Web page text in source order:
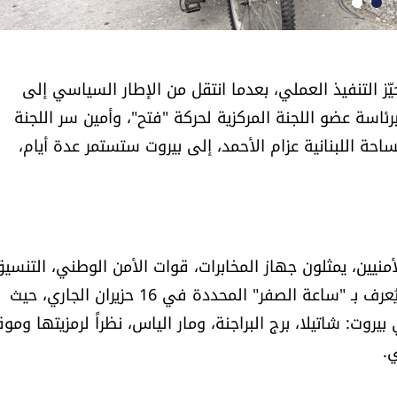
العملي، بعدما انتقل من الإطار السياسي إلى
عضو اللجنة المركزية لحركة "فتح"، وأمين سر اللجنة
اللبنانية عزام الأحمد، إلى بيروت ستستمر عدة أيام،
يمثلون جهاز المخابرات، قوات الأمن الوطني،
الخارجي والتوجيه السياسي، في إطار التمهيد لما بات يُعرف بـ "ساعة الصفر" المحددة في 16 حزيران الجاري، حيث
شاتيلا، برج البراجنة، ومار الياس، نظراً لرمزيتها